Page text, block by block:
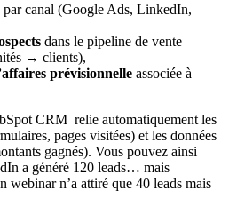
par canal (Google Ads, LinkedIn,
dans le pipeline de vente
→ clients),
prévisionnelle associée à
CRM relie automatiquement les
pages visitées) et les données
gagnés). Vous pouvez ainsi
a généré 120 leads… mais
webinar n’a attiré que 40 leads mais